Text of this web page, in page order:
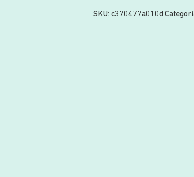
SKU: c370477a010d